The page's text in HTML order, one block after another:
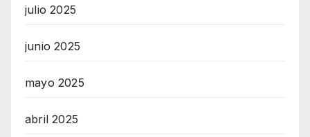
julio 2025
junio 2025
mayo 2025
abril 2025